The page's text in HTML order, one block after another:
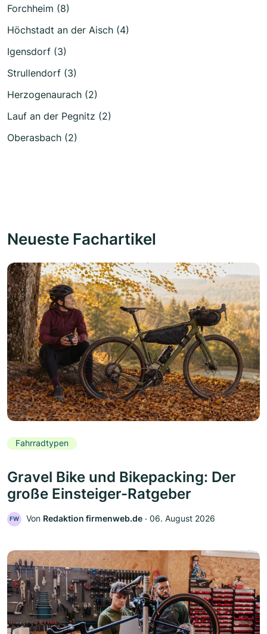
Forchheim (8)
Höchstadt an der Aisch (4)
Igensdorf (3)
Strullendorf (3)
Herzogenaurach (2)
Lauf an der Pegnitz (2)
Oberasbach (2)
Neueste Fachartikel
Fahrradtypen
Gravel Bike und Bikepacking: Der
große Einsteiger-Ratgeber
FW Von Redaktion firmenweb.de ‧ 06. August 2026